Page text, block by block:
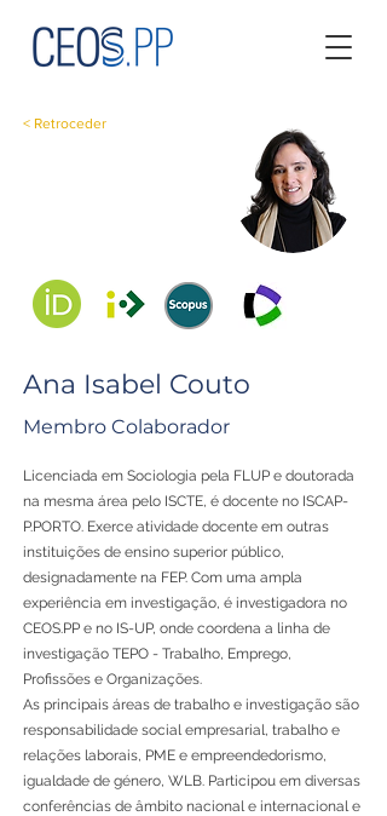
< Retroceder
Ana Isabel Couto
Membro Colaborador
Licenciada em Sociologia pela FLUP e doutorada
na mesma área pelo ISCTE, é docente no ISCAP-
P.PORTO. Exerce atividade docente em outras
instituições de ensino superior público,
designadamente na FEP. Com uma ampla
experiência em investigação, é investigadora no
CEOS.PP e no IS-UP, onde coordena a linha de
investigação TEPO - Trabalho, Emprego,
Profissões e Organizações.
As principais áreas de trabalho e investigação são
responsabilidade social empresarial, trabalho e
relações laborais, PME e empreendedorismo,
igualdade de género, WLB. Participou em diversas
conferências de âmbito nacional e internacional e